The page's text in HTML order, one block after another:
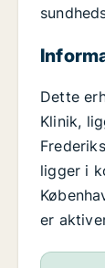
Dette
Klinik,
ligger i
er